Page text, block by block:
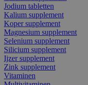
Jodium tabletten
Kalium supplement
Koper supplement
Magnesium supplement
Selenium supplement
Silicium supplement
Ijzer supplement
Zink supplement
Vitaminen